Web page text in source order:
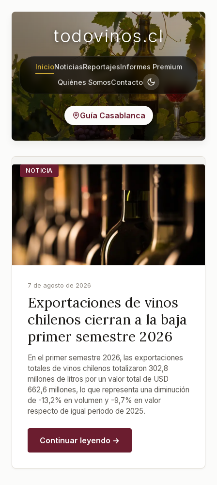
todovinos.cl
InicioNoticiasReportajesInformes Premium
Quiénes SomosContacto
Guía Casablanca
NOTICIA
7 de agosto de 2026
Exportaciones de vinos
chilenos cierran a la baja
primer semestre 2026
En el primer semestre 2026, las exportaciones
totales de vinos chilenos totalizaron 302,8
millones de litros por un valor total de USD
662,6 millones, lo que representa una diminución
de -13,2% en volumen y -9,7% en valor
respecto de igual periodo de 2025.
Continuar leyendo →